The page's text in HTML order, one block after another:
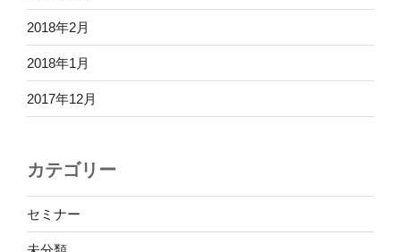
2018年2月
2018年1月
2017年12月
カテゴリー
セミナー